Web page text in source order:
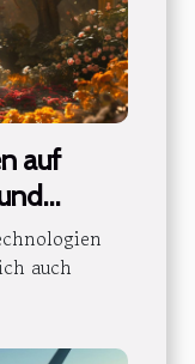
auf
auch